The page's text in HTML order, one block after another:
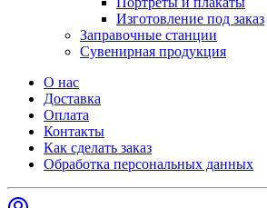
Изготовление под заказ
Заправочные станции
Сувенирная продукция
О нас
Доставка
Оплата
Контакты
Как сделать заказ
Обработка персональных данных